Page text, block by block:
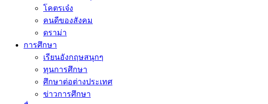
โคตรเจ๋ง
คนดีของสังคม
ดราม่า
การศึกษา
เรียนอังกฤษสนุกๆ
ทุนการศึกษา
ศึกษาต่อต่างประเทศ
ข่าวการศึกษา